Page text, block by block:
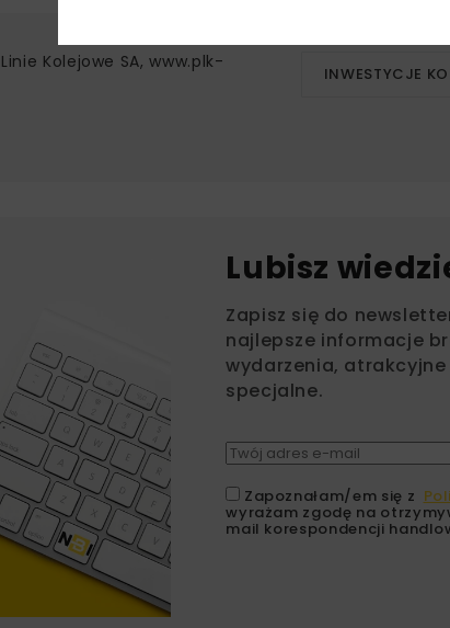
Linie Kolejowe SA, www.plk-
INWESTYCJE
Lubisz
Zapisz się do
najlepsze informacje
wydarzenia,
specjalne.
Zapoznałam/em się z
wyrażam zgodę na
mail korespondencji